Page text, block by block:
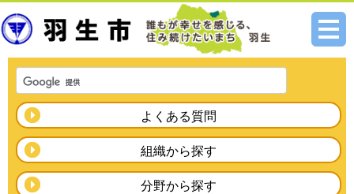
メニ
よくある質問
組織から探す
分野から探す